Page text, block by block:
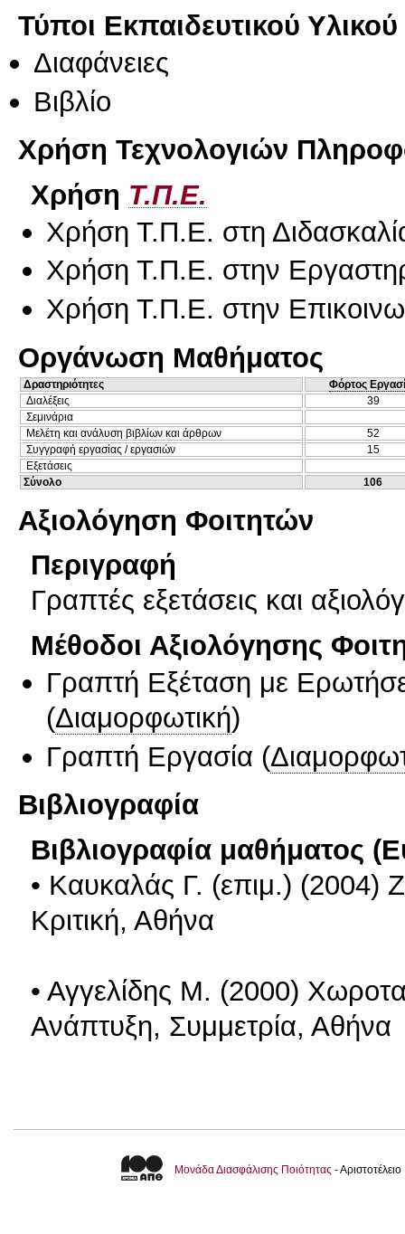
Τύποι Εκπαιδευτικού Υλικού
Διαφάνειες
Βιβλίο
Χρήση Τεχνολογιών
Χρήση Τ.Π.Ε.
Χρήση Τ.Π.Ε. στη
Χρήση Τ.Π.Ε. στην
Χρήση Τ.Π.Ε. στην
Οργάνωση Μαθήματος
Δραστηριότητες
Φόρτος
Διαλέξεις
39
Σεμινάρια
Μελέτη και ανάλυση βιβλίων και άρθρων
52
Συγγραφή εργασίας / εργασιών
15
Εξετάσεις
Σύνολο
106
Αξιολόγηση Φοιτητών
Περιγραφή
Γραπτές εξετάσεις και
Μέθοδοι Αξιολόγησης
Γραπτή Εξέταση με
(Διαμορφωτική)
Γραπτή Εργασία (
Βιβλιογραφία
Βιβλιογραφία μαθήματος
• Καυκαλάς Γ. (επιμ.) (2004)
Κριτική, Αθήνα
• Αγγελίδης Μ. (2000)
Ανάπτυξη, Συμμετρία, Αθήνα
Μονάδα Διασφάλισης Ποιότητας -